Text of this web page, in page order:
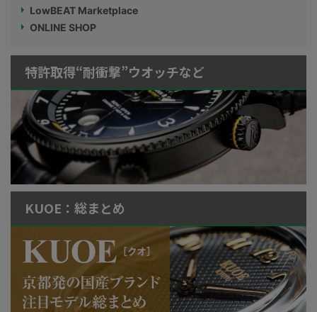
LowBEAT Marketplace
ONLINE SHOP
特許取得“耐衝撃”ウオッチなど
KUOE：総まとめ